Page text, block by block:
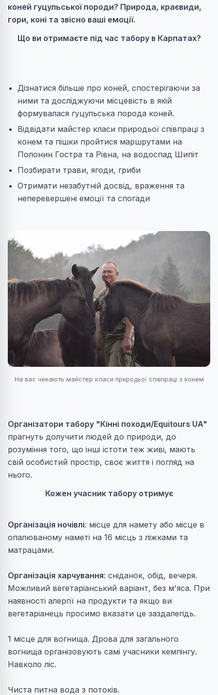
коней гуцульської породи? Природа, краєвиди,
гори, коні та звісно ваші емоції.
Що ви отримаєте під час табору в Карпатах?
Дізнатися більше про коней, спостерігаючи за
ними та досліджуючи місцевість в якій
формувалася гуцульська порода коней.
Відвідати майстер класи природьої співпраці з
конем та пішки пройтися маршрутами на
Полонин Гостра та Рівна, на водоспад Шипіт
Позбирати трави, ягоди, гриби
Отримати незабутній досвід, враження та
неперевершені емоції та спогади
На вас чекають майстер класи природьої співпраці з конем
Організатори табору "Кінні походи/Equitours UA"
прагнуть долучити людей до природи, до
розуміння того, що інші істоти теж живі, мають
свій особистий простір, своє життя і погляд на
нього.
Кожен учасник табору отримує
Організація ночівлі: місце для намету або місце в
опалюваному наметі на 16 місць з ліжками та
матрацами.
Організація харчування: сніданок, обід, вечеря.
Можливий вегетаріанський варіант, без м'яса. При
наявності алергії на продукти та якщо ви
вегетаріанець просимо вказати це заздалегідь.
1 місце для вогнища. Дрова для загального
вогнища організовують самі учасники кемпінгу.
Навколо ліс.
Чиста питна вода з потоків.